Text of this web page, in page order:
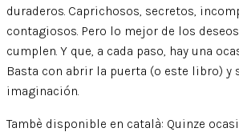
duraderos. Caprichosos, secretos,
contagiosos. Pero lo mejor de los
cumplen. Y que, a cada paso, hay una
Basta con abrir la puerta (o este libro) y
imaginación.
Tambè disponible en català: Quinze